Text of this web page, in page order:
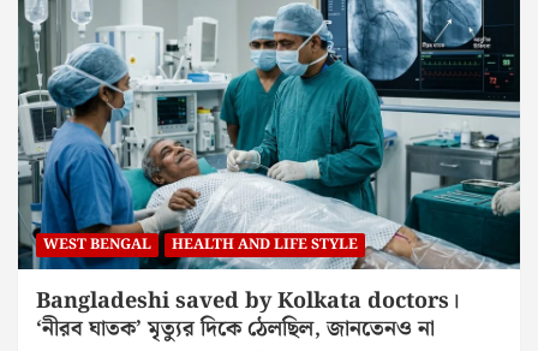
WEST BENGAL HEALTH AND LIFE STYLE
Bangladeshi saved by Kolkata doctors।
‘নীরব ঘাতক’ মৃত্যুর দিকে ঠেলছিল, জানতেনও না